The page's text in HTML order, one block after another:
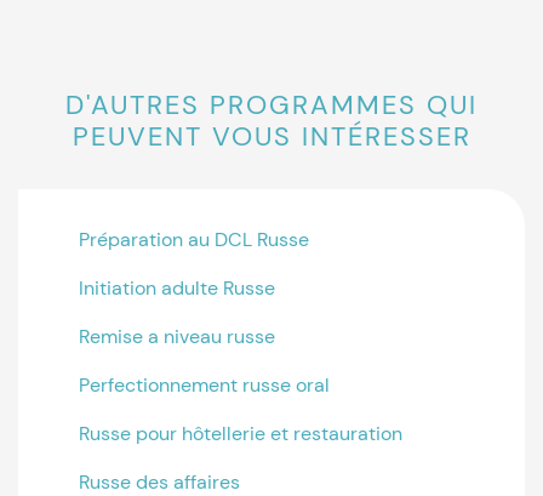
D'AUTRES PROGRAMMES QUI
PEUVENT VOUS INTÉRESSER
Préparation au DCL Russe
Initiation adulte Russe
Remise a niveau russe
Perfectionnement russe oral
Russe pour hôtellerie et restauration
Russe des affaires